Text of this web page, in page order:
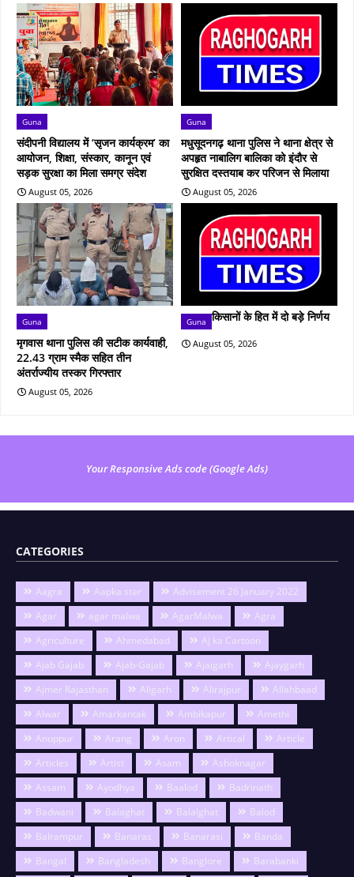
Guna
संदीपनी विद्यालय में ‘सृजन कार्यक्रम’ का
आयोजन, शिक्षा, संस्कार, कानून एवं
सड़क सुरक्षा का मिला समग्र संदेश
August 05, 2026
Guna
मधुसूदनगढ़ थाना पुलिस ने थाना क्षेत्र से
अपहृत नाबालिग बालिका को इंदौर से
सुरक्षित दस्तयाब कर परिजन से मिलाया
August 05, 2026
Guna
मृगवास थाना पुलिस की सटीक कार्यवाही,
22.43 ग्राम स्मैक सहित तीन
अंतर्राज्यीय तस्कर गिरफ्तार
August 05, 2026
Guna किसानों के हित में दो बड़े निर्णय
August 05, 2026
Your Responsive Ads code (Google Ads)
CATEGORIES
Aagra Aapka star
Advisement 26 January 2022
Agar
agar malwa AgarMalwa
Agra
Agriculture
Ahmedabad
Aj ka Cartoon
Ajab Gajab
Ajab-Gajab Ajaigarh
Ajaygarh
Ajmer Rajasthan
Aligarh Alirajpur
Allahbaad
Alwar
Amarkantak Ambikapur
Amethi
Anuppur
Arang Aron Artical
Article
Articles
Artist Asam
Ashoknagar
Assam
Ayodhya Baalod
Badrinath
Badwani
Balaghat Balalghat
Balod
Balrampur
Banaras Banarasi
Banda
Bangal
Bangladesh Banglore
Barabanki